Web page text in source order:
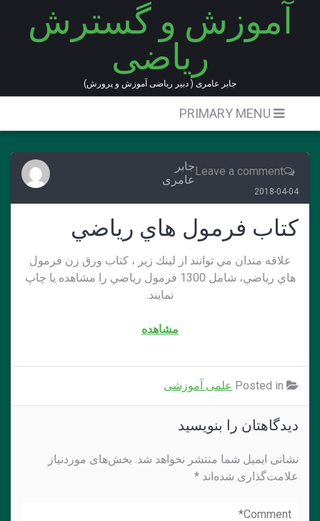
آموزش و گسترش
ریاضی
جابر عامری ( دبیر ریاضی آموزش و پرورش)
Leave a commentجابر
عامری
2018-04-04
كتاب فرمول هاي رياضي
علاقه مندان مي توانند از لينك زير ، كتاب ورق زن فرمول
هاي رياضي، شامل 1300 فرمول رياضي را مشاهده يا چاپ
نمايند.
مشاهده
علمی آموزشی
دیدگاهتان را بنویسید
نشانی ایمیل شما منتشر نخواهد شد. بخش‌های موردنیاز
علامت‌گذاری شده‌اند *